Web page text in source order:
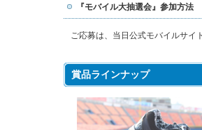
『モバイル大抽選会』参加方法
ご応募は、当日公式モバイルサイ
賞品ラインナップ